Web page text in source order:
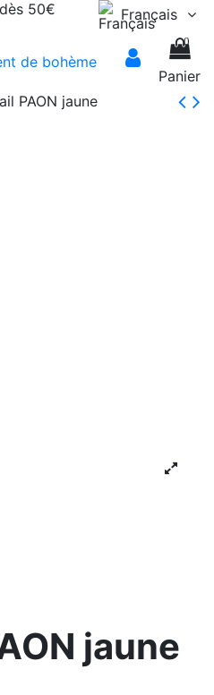
50€ Français
0
Panier
PAON jaune
jaune